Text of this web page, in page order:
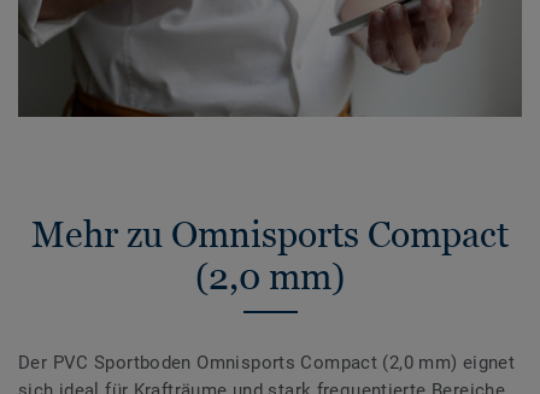
Mehr zu Omnisports Compact
(2,0 mm)
Der PVC Sportboden Omnisports Compact (2,0 mm) eignet